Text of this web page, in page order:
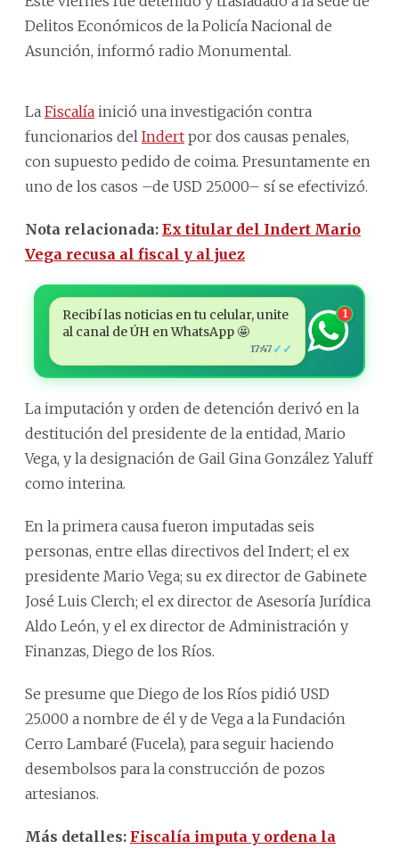
Delitos Económicos de la Policía Nacional de
Asunción, informó radio Monumental.
La Fiscalía inició una investigación contra
funcionarios del Indert por dos causas penales,
con supuesto pedido de coima. Presuntamente en
uno de los casos –de USD 25.000– sí se efectivizó.
Nota relacionada: Ex titular del Indert Mario
Vega recusa al fiscal y al juez
Recibí las noticias en tu celular, unite
al canal de ÚH en WhatsApp 🤩
17:47 ✓✓
1
La imputación y orden de detención derivó en la
destitución del presidente de la entidad, Mario
Vega, y la designación de Gail Gina González Yaluff
como interina.
En la primera causa fueron imputadas seis
personas, entre ellas directivos del Indert; el ex
presidente Mario Vega; su ex director de Gabinete
José Luis Clerch; el ex director de Asesoría Jurídica
Aldo León, y el ex director de Administración y
Finanzas, Diego de los Ríos.
Se presume que Diego de los Ríos pidió USD
25.000 a nombre de él y de Vega a la Fundación
Cerro Lambaré (Fucela), para seguir haciendo
desembolsos para la construcción de pozos
artesianos.
Más detalles: Fiscalía imputa y ordena la